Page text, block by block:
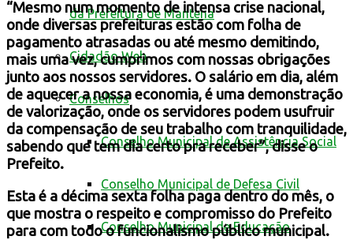
da Prefeitura de Mantena
Cidadão Web
Conselhos
Conselho Municipal de Assistência Social
Conselho Municipal de Defesa Civil
Conselho Municipal de Educação
“Mesmo num momento de intensa crise nacional,
onde diversas prefeituras estão com folha de
pagamento atrasadas ou até mesmo demitindo,
mais uma vez, cumprimos com nossas obrigações
junto aos nossos servidores. O salário em dia, além
de aquecer a nossa economia, é uma demonstração
de valorização, onde os servidores podem usufruir
da compensação de seu trabalho com tranquilidade,
sabendo que tem dia certo pra receber”, disse o
Prefeito.
Esta é a décima sexta folha paga dentro do mês, o
que mostra o respeito e compromisso do Prefeito
para com todo o funcionalismo público municipal.